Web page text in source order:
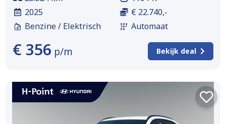
2025
Benzine / Elektrisch
€ 22.740,-
Automaat
€ 356 p/m Bekijk deal